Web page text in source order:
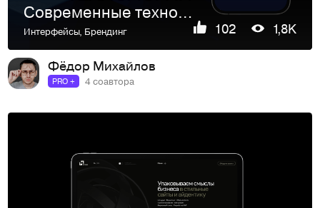
Современные технологии | Сайт
Интерфейсы, Брендинг 102 1,8K
Фёдор Михайлов
PRO + 4 соавтора